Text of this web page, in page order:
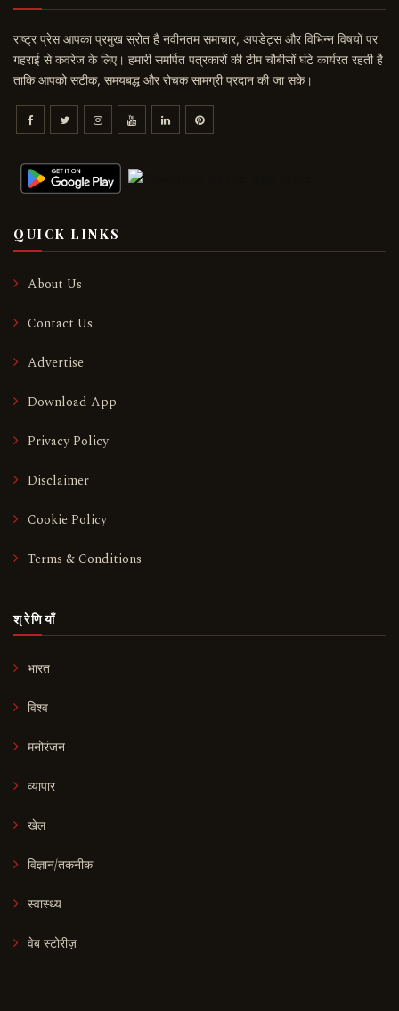
राष्ट्र प्रेस आपका प्रमुख स्रोत है नवीनतम समाचार, अपडेट्स और विभिन्न विषयों पर
गहराई से कवरेज के लिए। हमारी समर्पित पत्रकारों की टीम चौबीसों घंटे कार्यरत रहती है
ताकि आपको सटीक, समयबद्ध और रोचक सामग्री प्रदान की जा सके।
QUICK LINKS
About Us
Contact Us
Advertise
Download App
Privacy Policy
Disclaimer
Cookie Policy
Terms & Conditions
श्रेणियाँ
भारत
विश्व
मनोरंजन
व्यापार
खेल
विज्ञान/तकनीक
स्वास्थ्य
वेब स्टोरीज़